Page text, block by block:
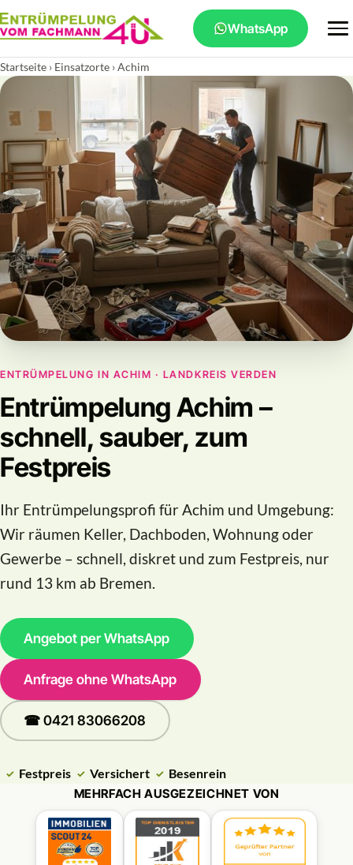
WhatsApp
Startseite › Einsatzorte › Achim
ENTRÜMPELUNG IN ACHIM · LANDKREIS VERDEN
Entrümpelung Achim –
schnell, sauber, zum
Festpreis
Ihr Entrümpelungsprofi für Achim und Umgebung:
Wir räumen Keller, Dachboden, Wohnung oder
Gewerbe – schnell, diskret und zum Festpreis, nur
rund 13 km ab Bremen.
Angebot per WhatsApp
Anfrage ohne WhatsApp
☎ 0421 83066208
Festpreis Versichert Besenrein
MEHRFACH AUSGEZEICHNET VON